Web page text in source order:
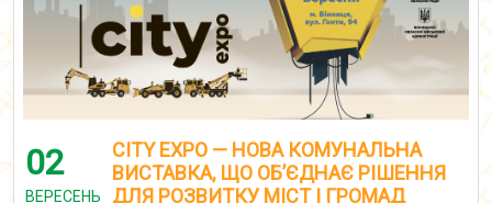
02
ВЕРЕСЕНЬ
CITY EXPO — НОВА КОМУНАЛЬНА
ВИСТАВКА, ЩО ОБ’ЄДНАЄ РІШЕННЯ
ДЛЯ РОЗВИТКУ МІСТ І ГРОМАД